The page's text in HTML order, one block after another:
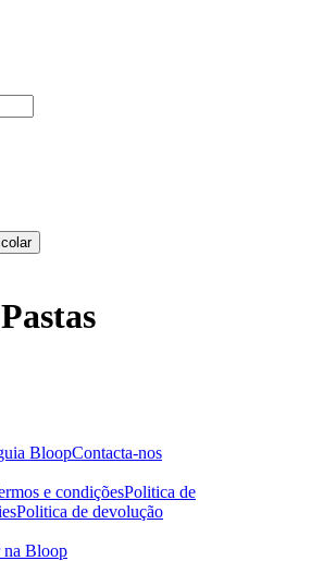
BloopContacta-nos
e condiçõesPolitica de
Politica de devolução
na Bloop